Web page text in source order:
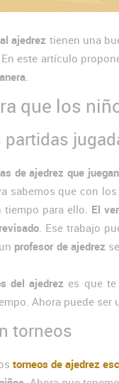
ajedrez tienen una
este artículo
que los
partidas
de ajedrez que
sabemos que con
para ello. El
. Ese trabajo
profesor de ajedrez
del ajedrez es que
Ahora puede ser
torneos
torneos de ajedrez